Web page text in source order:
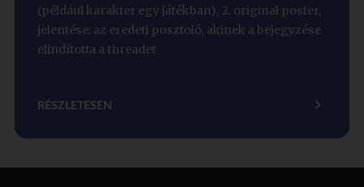
(például karakter egy játékban), 2. original poster,
jelentése: az eredeti posztoló, akinek a bejegyzése
elindította a threadet
RÉSZLETESEN